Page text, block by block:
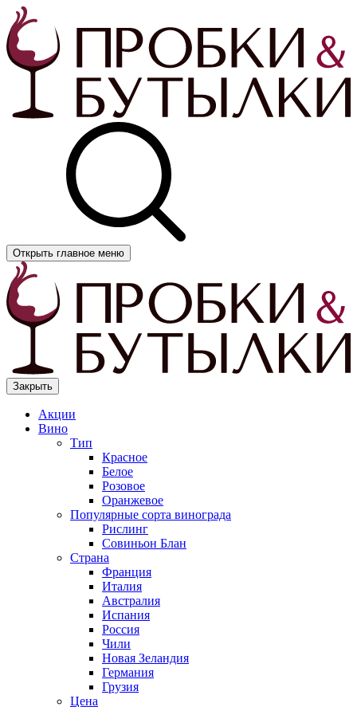
Открыть главное меню
Закрыть
Акции
Вино
Тип
Красное
Белое
Розовое
Оранжевое
Популярные сорта винограда
Рислинг
Совиньон Блан
Страна
Франция
Италия
Австралия
Испания
Россия
Чили
Новая Зеландия
Германия
Грузия
Цена